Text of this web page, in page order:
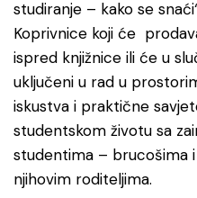
studiranje – kako se
Koprivnice koji će
ispred knjižnice ili će u
uključeni u rad u
iskustva i praktične
studentskom životu sa
studentima – brucošima
njihovim roditeljima.